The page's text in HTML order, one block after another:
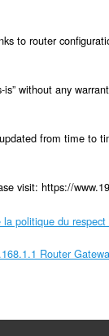
to router
is” without any
from time to
visit: https://
politique du
Router